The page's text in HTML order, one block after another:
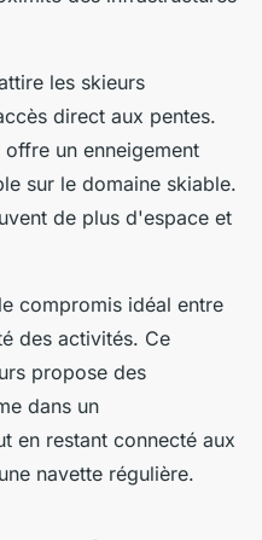
les skieurs
direct aux pentes.
un enneigement
sur le domaine skiable.
de plus d'espace et
compromis idéal entre
des activités. Ce
propose des
dans un
en restant connecté aux
navette régulière.